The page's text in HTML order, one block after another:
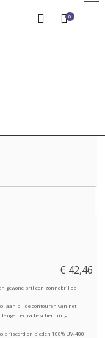
0
€ 42,46
gewone bril een zonnebril op
aan bij de contouren van het
ogen extra bescherming.
en bieden 100% UV-400